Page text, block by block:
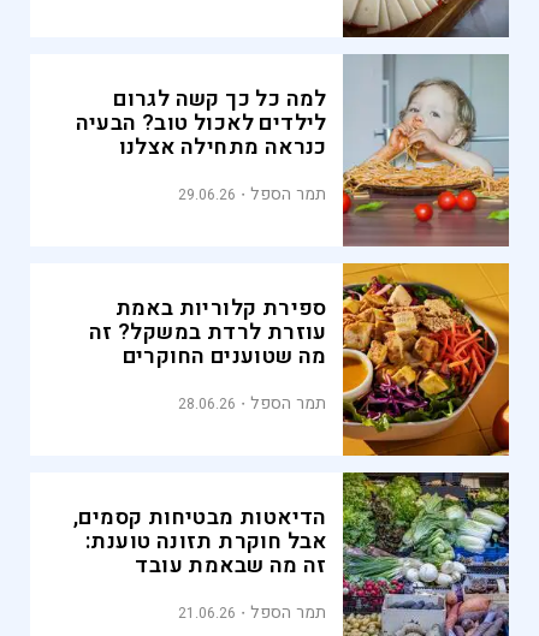
למה כל כך קשה לגרום
לילדים לאכול טוב? הבעיה
כנראה מתחילה אצלנו
תמר הספל 29.06.26
ספירת קלוריות באמת
עוזרת לרדת במשקל? זה
מה שטוענים החוקרים
תמר הספל 28.06.26
הדיאטות מבטיחות קסמים,
אבל חוקרת תזונה טוענת:
זה מה שבאמת עובד
תמר הספל 21.06.26